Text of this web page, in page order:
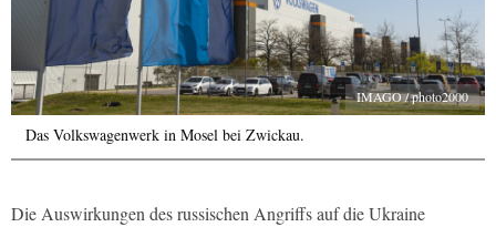
IMAGO / photo2000
Das Volkswagenwerk in Mosel bei Zwickau.
Die Auswirkungen des russischen Angriffs auf die Ukraine